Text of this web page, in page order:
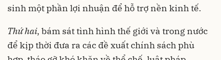
sinh một phần lợi nhuận để hỗ trợ nền kinh tế.
Thứ hai, bám sát tình hình thế giới và trong nước
để kịp thời đưa ra các đề xuất chính sách phù